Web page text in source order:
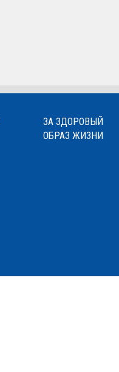
ЗА ЗДОРОВЫЙ
ОБРАЗ ЖИЗНИ